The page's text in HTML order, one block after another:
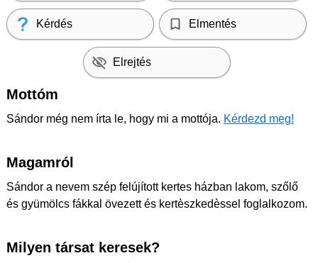
Kérdés Elmentés
Elrejtés
Mottóm
Sándor még nem írta le, hogy mi a mottója. Kérdezd meg!
Magamról
Sándor a nevem szép felújított kertes házban lakom, szőlő
és gyümölcs fákkal övezett és kertèszkedèssel foglalkozom.
Milyen társat keresek?